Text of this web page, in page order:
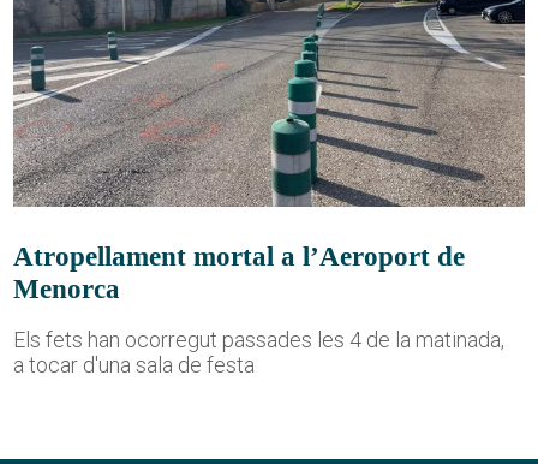
Atropellament mortal a l’Aeroport de
Menorca
Els fets han ocorregut passades les 4 de la matinada,
a tocar d'una sala de festa